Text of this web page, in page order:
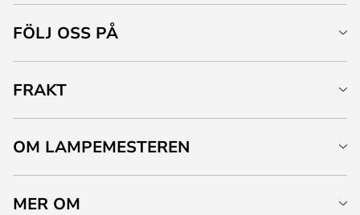
FÖLJ OSS PÅ
FRAKT
OM LAMPEMESTEREN
MER OM